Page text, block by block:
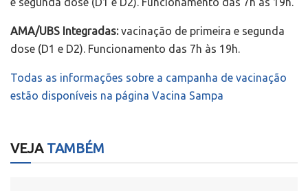
AMA/UBS Integradas:vacinação de primeira e segunda
dose (D1 e D2). Funcionamento das 7h às 19h.
Todas as informações sobre a campanha de vacinação
estão disponíveis na página Vacina Sampa
VEJATAMBÉM